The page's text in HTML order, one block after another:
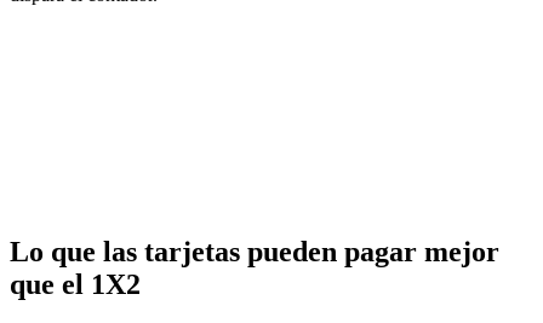
Lo que las tarjetas pueden pagar mejor
que el 1X2